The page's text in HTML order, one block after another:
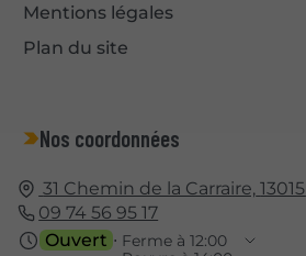
Mentions légales
Plan du site
Nos coordonnées
31 Chemin de la Carraire, 13015
09 74 56 95 17
Ouvert ⋅ Ferme à 12:00